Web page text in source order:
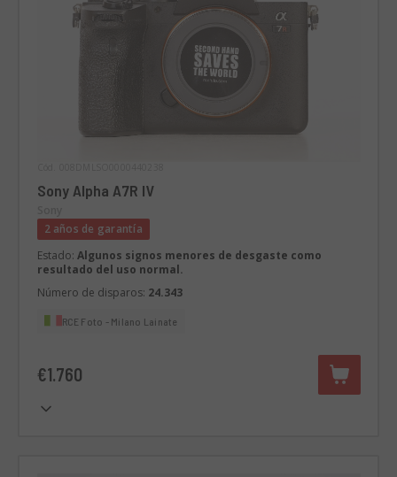
Sony Alpha A7R IV
2 años de garantía
Estado: Algunos signos menores de desgaste como
resultado del uso normal.
Número de disparos: 24.343
RCE Foto - Milano Lainate
€1.760